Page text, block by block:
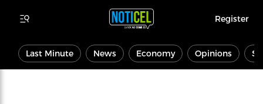
Register
Last Minute News Economy Opinions